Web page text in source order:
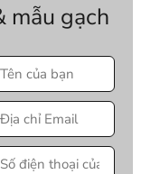
mẫu gạch